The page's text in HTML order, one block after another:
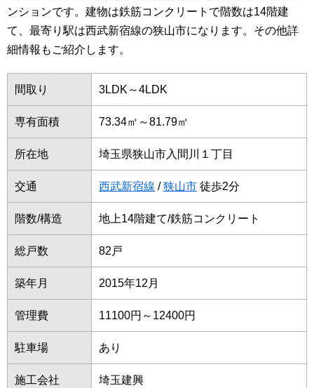
ンションです。建物は鉄筋コンクリートで階数は14階建
て、最寄り駅は西武新宿線の狭山市になります。その他詳
細情報もご紹介します。
間取り 3LDK～4LDK
専有面積 73.34㎡～81.79㎡
所在地 埼玉県狭山市入間川１丁目
交通 西武新宿線 /狭山市 徒歩2分
階数/構造 地上14階建て/鉄筋コンクリート
総戸数 82戸
築年月 2015年12月
管理費 11100円～12400円
駐車場 あり
施工会社 埼玉建興